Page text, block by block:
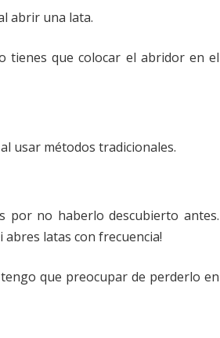
abrir una lata.
tienes que colocar el abridor en el
usar métodos tradicionales.
por no haberlo descubierto antes.
latas con frecuencia!
que preocupar de perderlo en